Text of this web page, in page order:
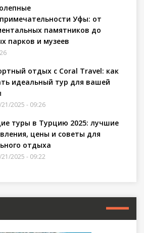
Уфы: от
памятников до
парков и музеев
отдых с Coral Travel: как
идеальный тур для вашей
21/2025 - 09:26
туры в Турцию 2025: лучшие
цены и советы для
отдыха
21/2025 - 09:22